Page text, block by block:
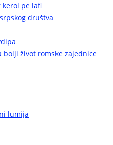
kerol pe lafi
društva
bolji život romske zajednice
lumija